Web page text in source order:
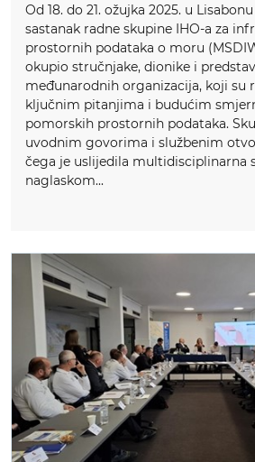
Od 18. do 21. ožujka 2025. u
sastanak radne skupine IHO-a za
prostornih podataka o moru
okupio stručnjake, dionike i
međunarodnih organizacija, koji su
ključnim pitanjima i budućim
pomorskih prostornih podataka.
uvodnim govorima i službenim
čega je uslijedila multidisciplinarna
naglaskom...